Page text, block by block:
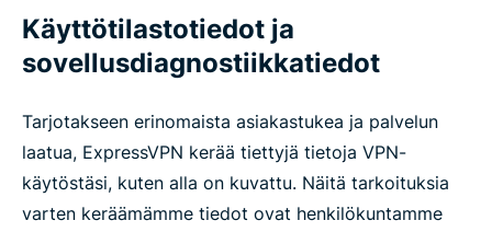
Käyttötilastotiedot ja
sovellusdiagnostiikkatiedot
Tarjotakseen erinomaista asiakastukea ja palvelun
laatua, ExpressVPN kerää tiettyjä tietoja VPN-
käytöstäsi, kuten alla on kuvattu. Näitä tarkoituksia
varten keräämämme tiedot ovat henkilökuntamme